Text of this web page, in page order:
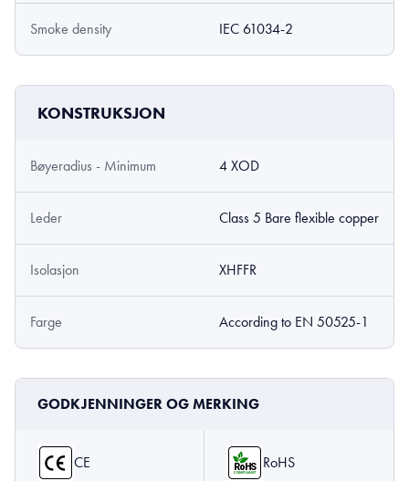
Smoke density IEC 61034-2
KONSTRUKSJON
Bøyeradius - Minimum 4 XOD
Leder Class 5 Bare flexible copper
Isolasjon XHFFR
Farge According to EN 50525-1
GODKJENNINGER OG MERKING
CE RoHS